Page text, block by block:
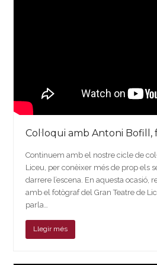
Col·loqui amb Antoni
Continuem amb el nostre cicle de
Liceu, per conèixer més de prop els
darrere l’escena. En aquesta ocasió,
amb el fotògraf del Gran Teatre de
parla…
Llegir més